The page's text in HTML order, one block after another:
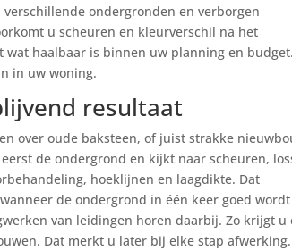
ondergronden en verborgen
u scheuren en kleurverschil na het
haalbaar is binnen uw planning en
in uw woning.
resultaat
over oude baksteen, of juist strakke
de ondergrond en kijkt naar scheuren,
hoeklijnen en laagdikte. Dat
de ondergrond in één keer goed wordt
van leidingen horen daarbij. Zo krijgt u
Dat merkt u later bij elke stap afwerking.